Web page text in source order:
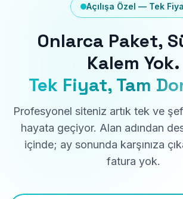
Açılışa Özel — Tek
Onlarca Paket,
Kalem Yok.
Tek Fiyat, Tam
Profesyonel siteniz artık tek ve
hayata geçiyor. Alan adından
içinde; ay sonunda karşınıza
fatura yok.